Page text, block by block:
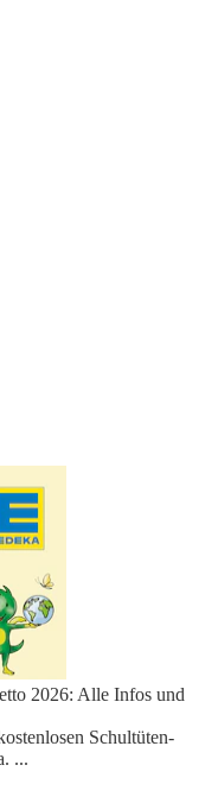
2026: Alle Infos und
Schultüten-
...